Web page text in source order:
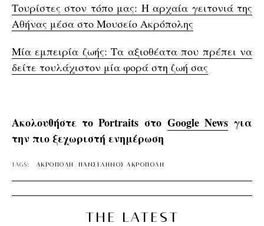
Τουρίστες στον τόπο μας: Η αρχαία γειτονιά της
Αθήνας μέσα στο Μουσείο Ακρόπολης
Μία εμπειρία ζωής: Τα αξιοθέατα που πρέπει να
δείτε τουλάχιστον μία φορά στη ζωή σας
Ακολουθήστε το Portraits στο Google Newsγια
την πιο ξεχωριστή ενημέρωση
TAGS: ΑΚΡΟΠΟΛΗ ΠΑΝΣΕΛΗΝΟΣ ΑΚΡΟΠΟΛΗ
THE LATEST